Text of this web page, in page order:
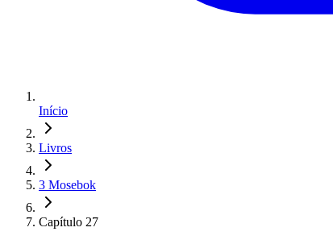
Início
Livros
3 Mosebok
Capítulo 27